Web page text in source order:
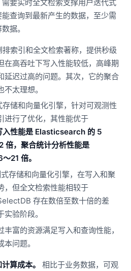
要实时全文检索支撑用户迭代式
查询到最新产生的数据，至少需
据。
索引和全文检索著称，提供秒级
在高吞吐下写入性能较低，高峰期
延迟过高的问题。其次，它的聚合
太理想。
储和向量化引擎，针对可观测性
进行了优化，其性能优于
入性能是 Elasticsearch 的 5
倍，聚合统计分析性能是
21 倍。
存储和向量化引擎，在写入和聚
，但全文检索性能相较于
存在数倍至数十倍的差
验阶段。
富的资源满足写入和查询性能，
问题。
算成本。
相比于业务数据，可观